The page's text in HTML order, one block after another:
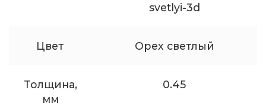
svetlyi-3d
Цвет Орех светлый
Толщина,
мм
0.45